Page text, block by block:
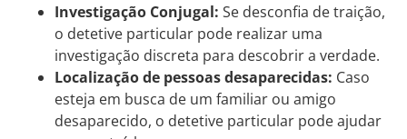
Investigação Conjugal: Se desconfia de traição,
o detetive particular pode realizar uma
investigação discreta para descobrir a verdade.
Localização de pessoas desaparecidas: Caso
esteja em busca de um familiar ou amigo
desaparecido, o detetive particular pode ajudar